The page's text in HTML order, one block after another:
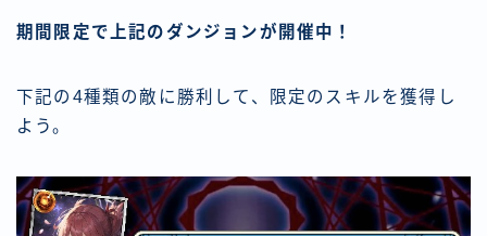
期間限定で上記のダンジョンが開催中！
下記の4種類の敵に勝利して、限定のスキルを獲得し
よう。